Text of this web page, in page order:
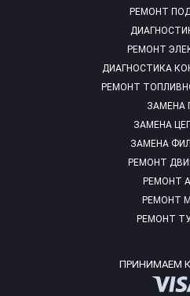
РЕМОНТ
РЕМОНТ
ДИАГНОСТИКА
РЕМОНТ
ЗАМЕНА
ЗАМЕНА
ЗАМЕНА
РЕМОНТ
РЕМОНТ
РЕМОНТ
РЕМОНТ
ПРИНИМАЕМ